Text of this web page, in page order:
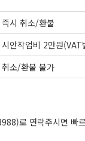
즉시 취소/환불
시안작업비 2만원
취소/환불 불가
로 연락주시면 빠